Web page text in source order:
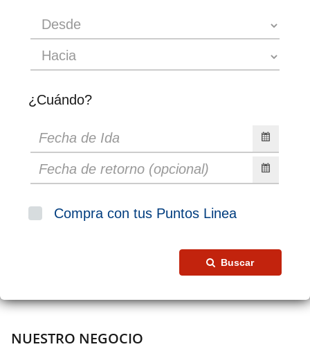
¿Cuándo?
Compra con tus Puntos Linea
Buscar
NUESTRO NEGOCIO